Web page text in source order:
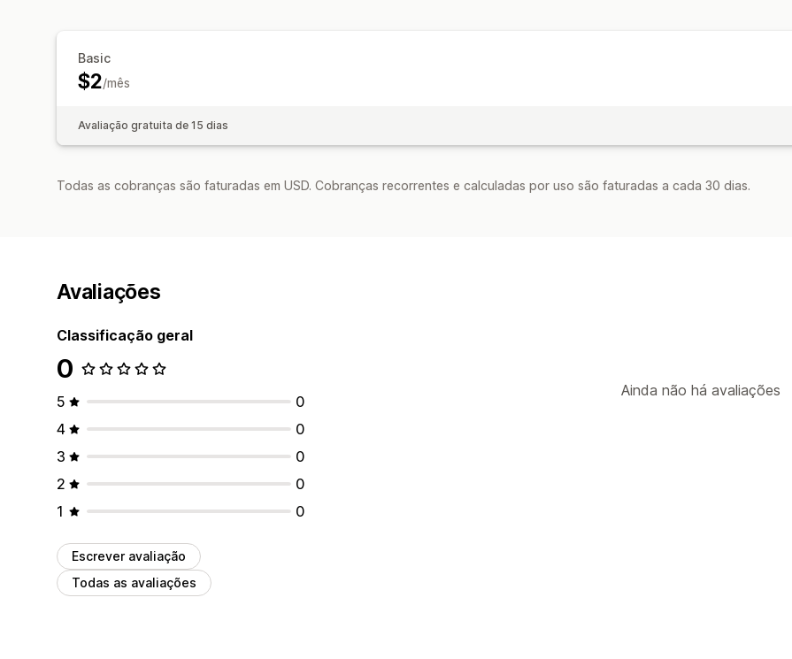
Basic
$2/mês
Avaliação gratuita de 15 dias
Todas as cobranças são faturadas em USD. Cobranças recorrentes e calculadas por uso são faturadas a cada 30 dias.
Avaliações
Classificação geral
0
5
0
4
0
3
0
2
0
1
0
Escrever avaliação
Todas as avaliações
Ainda não há avaliações